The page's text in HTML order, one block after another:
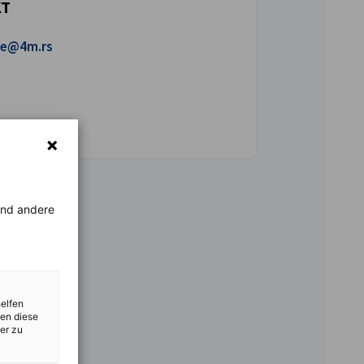
uns eine E-Mail!
andere
diese
zu